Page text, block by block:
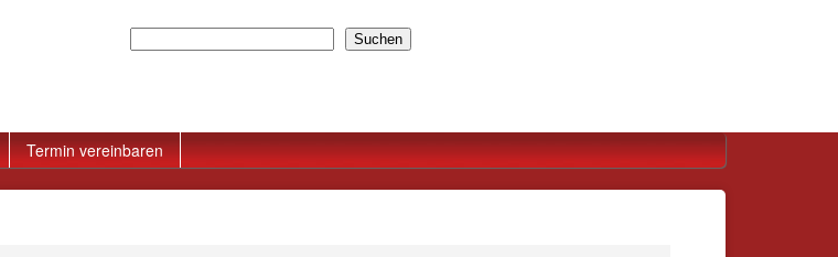
Suchen
Termin vereinbaren